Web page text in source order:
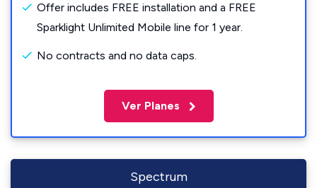
Offer includes FREE installation and a FREE
Sparklight Unlimited Mobile line for 1 year.
No contracts and no data caps.
Ver Planes
Spectrum